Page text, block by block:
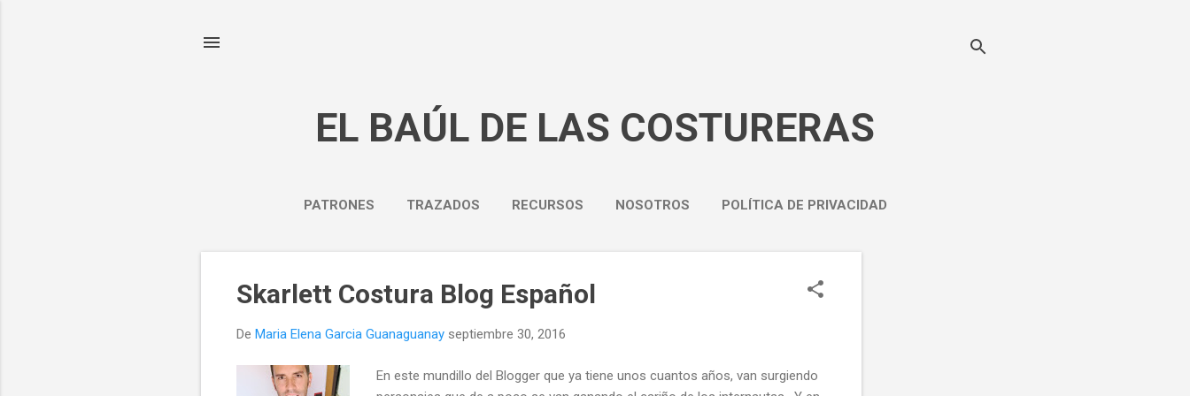
EL BAÚL DE LAS COSTURERAS
PATRONES TRAZADOS RECURSOS NOSOTROS POLÍTICA DE PRIVACIDAD
Skarlett Costura Blog Español
De Maria Elena Garcia Guanaguanay septiembre 30, 2016
En este mundillo del Blogger que ya tiene unos cuantos años, van surgiendo